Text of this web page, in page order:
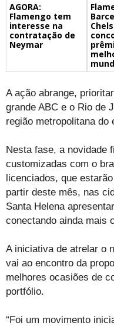
AGORA:
Flamengo tem
interesse na
contratação de
Neymar
A ação abrange,
grande ABC e o Rio de
região metropolitana do
Nesta fase, a novidade
customizadas com o
licenciados, que
partir deste mês, nas
Santa Helena
conectando ainda mais
A iniciativa de atrelar o
vai ao encontro da
melhores ocasiões de
portfólio.
“Foi um movimento